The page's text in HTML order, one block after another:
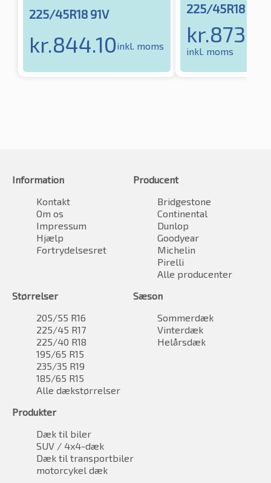
225/45R18 91V
kr.844.10inkl. moms
225/45R18 91Y
kr.
inkl. moms
Information
Kontakt
Om os
Impressum
Hjælp
Fortrydelsesret
Producent
Bridgestone
Continental
Dunlop
Goodyear
Michelin
Pirelli
Alle producenter
Størrelser
205/55 R16
225/45 R17
225/40 R18
195/65 R15
235/35 R19
185/65 R15
Alle dækstørrelser
Sæson
Sommerdæk
Vinterdæk
Helårsdæk
Produkter
Dæk til biler
SUV / 4x4-dæk
Dæk til transportbiler
motorcykel dæk